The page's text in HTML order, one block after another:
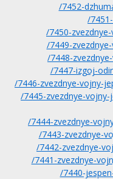
/7452-
/
/7450-
/7449-
/7448-
/7447-izgoj-
/7446-zvezdnye-vojny-
/7445-zvezdnye-
/7444-zvezdnye-
/7443-zvezdnye-
/7442-zvezdnye-
/7441-zvezdnye-
/7440-